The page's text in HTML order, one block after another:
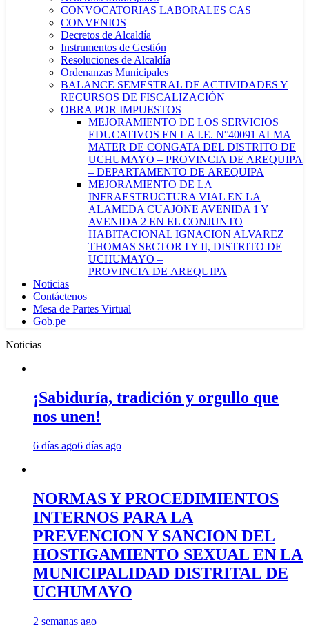
CONVOCATORIAS LABORALES CAS
CONVENIOS
Decretos de Alcaldía
Instrumentos de Gestión
Resoluciones de Alcaldía
Ordenanzas Municipales
BALANCE SEMESTRAL DE ACTIVIDADES Y
RECURSOS DE FISCALIZACIÓN
OBRA POR IMPUESTOS
MEJORAMIENTO DE LOS SERVICIOS
EDUCATIVOS EN LA I.E. N°40091 ALMA
MATER DE CONGATA DEL DISTRITO DE
UCHUMAYO – PROVINCIA DE AREQUIPA
– DEPARTAMENTO DE AREQUIPA
MEJORAMIENTO DE LA
INFRAESTRUCTURA VIAL EN LA
ALAMEDA CUAJONE AVENIDA 1 Y
AVENIDA 2 EN EL CONJUNTO
HABITACIONAL IGNACION ALVAREZ
THOMAS SECTOR I Y II, DISTRITO DE
UCHUMAYO –
PROVINCIA DE AREQUIPA
Noticias
Contáctenos
Mesa de Partes Virtual
Gob.pe
Noticias
¡Sabiduría, tradición y orgullo que
nos unen!
6 días ago6 días ago
NORMAS Y PROCEDIMIENTOS
INTERNOS PARA LA
PREVENCION Y SANCION DEL
HOSTIGAMIENTO SEXUAL EN LA
MUNICIPALIDAD DISTRITAL DE
UCHUMAYO
2 semanas ago